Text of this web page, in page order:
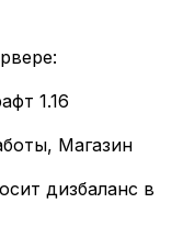
1.16
Магазин
дизбаланс в